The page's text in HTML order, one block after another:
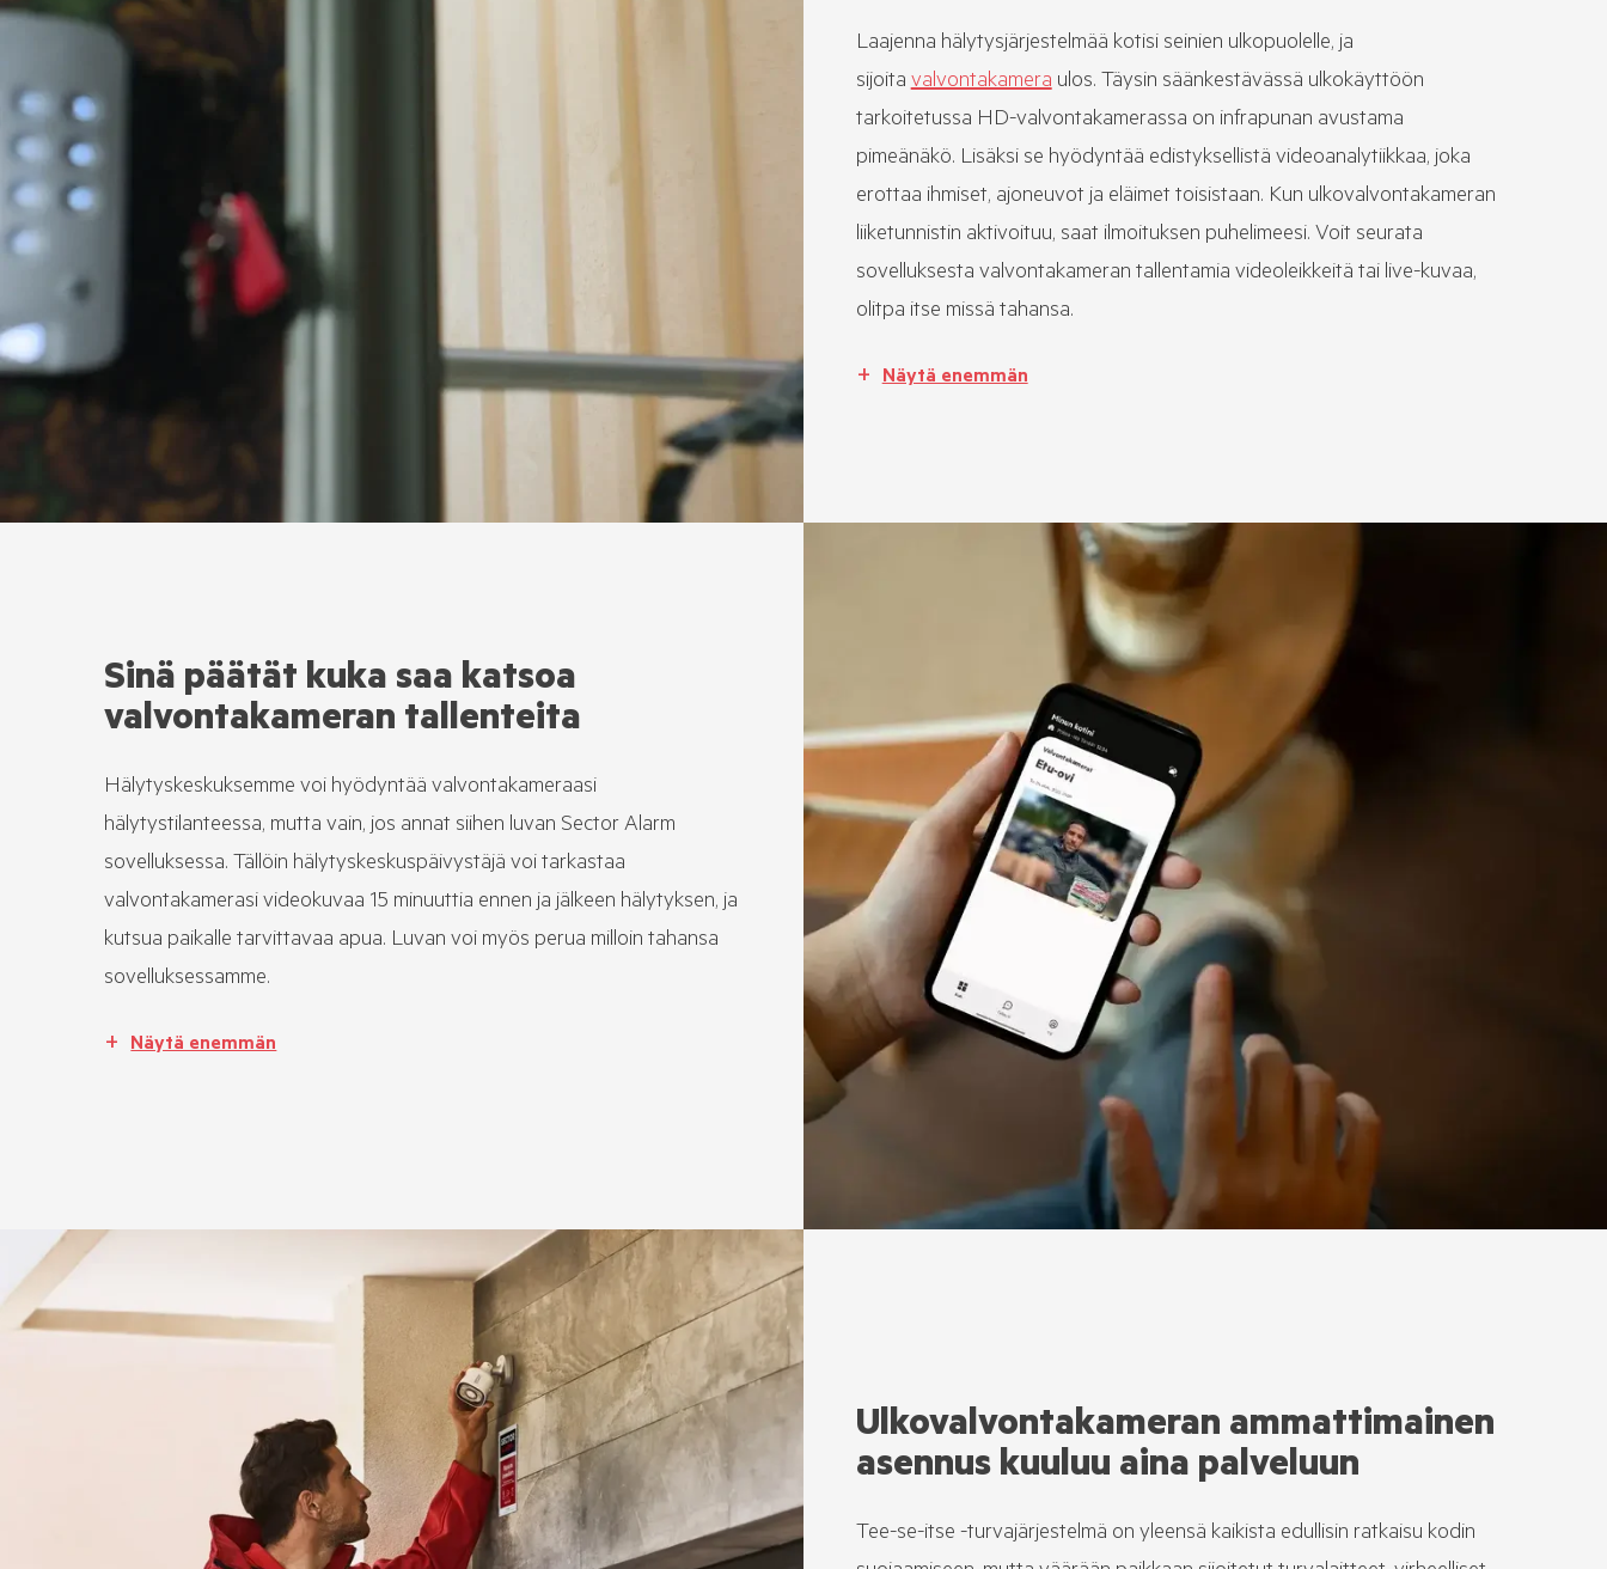
Laajenna hälytysjärjestelmää kotisi seinien ulkopuolelle, ja
sijoita valvontakameraulos. Täysin säänkestävässä ulkokäyttöön
tarkoitetussa HD-valvontakamerassa on infrapunan avustama
pimeänäkö. Lisäksi se hyödyntää edistyksellistä videoanalytiikkaa, joka
erottaa ihmiset, ajoneuvot ja eläimet toisistaan. Kun ulkovalvontakameran
liiketunnistin aktivoituu, saat ilmoituksen puhelimeesi. Voit seurata
sovelluksesta valvontakameran tallentamia videoleikkeitä tai live-kuvaa,
olitpa itse missä tahansa.
Näytä enemmän
Sinä päätät kuka saa katsoa
valvontakameran tallenteita
Hälytyskeskuksemme voi hyödyntää valvontakameraasi
hälytystilanteessa, mutta vain, jos annat siihen luvan Sector Alarm
sovelluksessa. Tällöin hälytyskeskuspäivystäjä voi tarkastaa
valvontakamerasi videokuvaa 15 minuuttia ennen ja jälkeen hälytyksen, ja
kutsua paikalle tarvittavaa apua. Luvan voi myös perua milloin tahansa
sovelluksessamme.
Näytä enemmän
Ulkovalvontakameran ammattimainen
asennus kuuluu aina palveluun
Tee-se-itse -turvajärjestelmä on yleensä kaikista edullisin ratkaisu kodin